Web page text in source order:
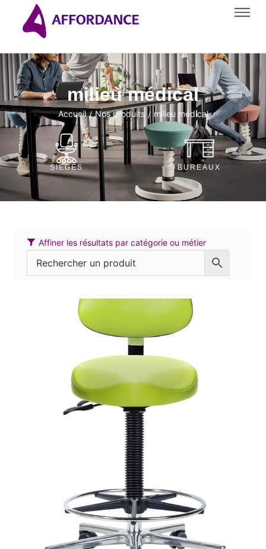
milieu médical
Accueil / Nos produits / milieu médical
SIÈGES BUREAUX
Affiner les résultats par catégorie ou métier